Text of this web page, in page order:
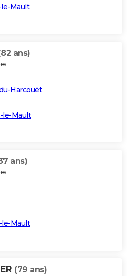
Mault
ans)
Harcouët
le-Mault
ans)
le-Mault
(79 ans)